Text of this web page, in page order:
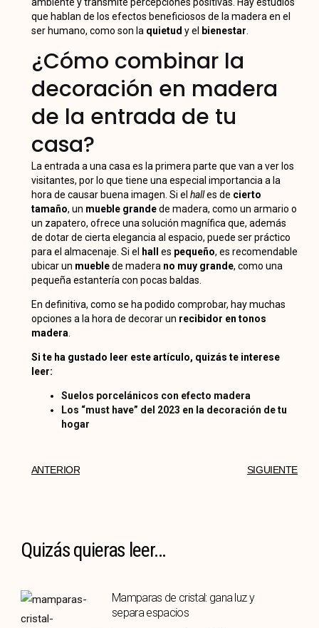
ambiente y transmite percepciones positivas. Hay estudios
que hablan de los efectos beneficiosos de la madera en el
ser humano, como son la quietud y el bienestar.
¿Cómo combinar la
decoración en madera
de la entrada de tu
casa?
La entrada a una casa es la primera parte que van a ver los
visitantes, por lo que tiene una especial importancia a la
hora de causar buena imagen. Si el halles de cierto
tamaño, un mueble grandede madera, como un armario o
un zapatero, ofrece una solución magnífica que, además
de dotar de cierta elegancia al espacio, puede ser práctico
para el almacenaje. Si el
hall es pequeño, es recomendable
ubicar un mueblede madera no muy grande, como una
pequeña estantería con pocas baldas.
En definitiva, como se ha podido comprobar, hay muchas
opciones a la hora de decorar un recibidor en tonos
madera.
Si te ha gustado leer este artículo, quizás te interese
leer:
Suelos porcelánicos con efecto madera
Los “must have” del 2023 en la decoración de tu
hogar
ANTERIOR SIGUIENTE
Quizás quieras leer...
Mamparas de cristal: gana luz y
separa espacios